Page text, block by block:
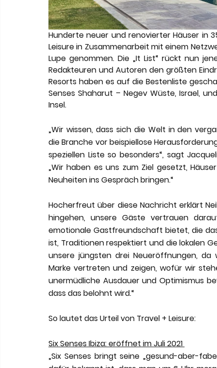
Hunderte neuer und renovierter Häuser in
Leisure in Zusammenarbeit mit einem
Lupe genommen. Die „It List“ rückt nun
Redakteuren und Autoren den größten
Resorts haben es auf die Bestenliste
Senses Shaharut – Negev Wüste, Israel,
Insel.
„Wir wissen, dass sich die Welt in den
die Branche vor beispiellose
speziellen Liste so besonders“, sagt
„Wir haben es uns zum Ziel gesetzt,
Neuheiten ins Gespräch bringen.“
Hocherfreut über diese Nachricht erklärt
hingehen, unsere Gäste vertrauen
emotionale Gastfreundschaft bietet, die
ist, Traditionen respektiert und die lokalen
unsere jüngsten drei Neueröffnungen,
Marke vertreten und zeigen, wofür wir
unermüdliche Ausdauer und Optimismus
dass das belohnt wird.“
So lautet das Urteil von Travel + Leisure:
Six Senses Ibiza: eröffnet im Juli 2021
„Six Senses bringt seine „gesund-aber-